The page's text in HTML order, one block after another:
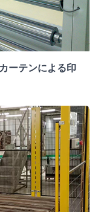
ーテンによる印